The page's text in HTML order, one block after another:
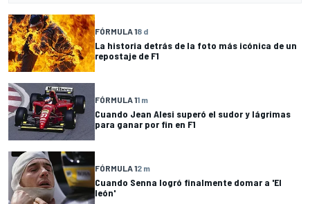
FÓRMULA 18 d
La historia detrás de la foto más icónica de un
repostaje de F1
FÓRMULA 11 m
Cuando Jean Alesi superó el sudor y lágrimas
para ganar por fin en F1
FÓRMULA 12 m
Cuando Senna logró finalmente domar a 'El
león'